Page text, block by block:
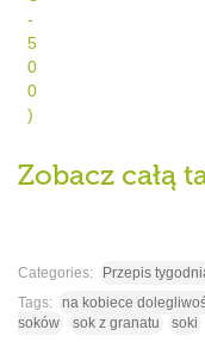
-
5
0
0
)
Zobacz całą
Categories:
Przepis
Tags: na kobiece
soków
sok z granatu
soki